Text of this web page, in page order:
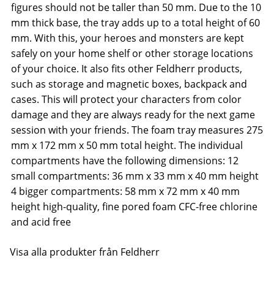
figures should not be taller than 50 mm. Due to the 10
mm thick base, the tray adds up to a total height of 60
mm. With this, your heroes and monsters are kept
safely on your home shelf or other storage locations
of your choice. It also fits other Feldherr products,
such as storage and magnetic boxes, backpack and
cases. This will protect your characters from color
damage and they are always ready for the next game
session with your friends. The foam tray measures 275
mm x 172 mm x 50 mm total height. The individual
compartments have the following dimensions: 12
small compartments: 36 mm x 33 mm x 40 mm height
4 bigger compartments: 58 mm x 72 mm x 40 mm
height high-quality, fine pored foam CFC-free chlorine
and acid free
Visa alla produkter från Feldherr